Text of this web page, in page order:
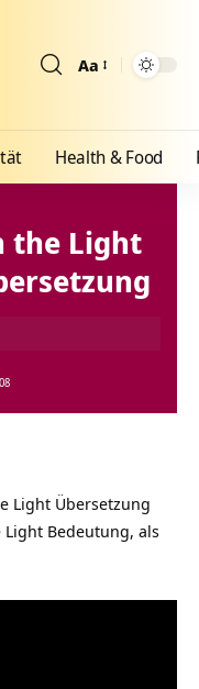
Aa
Health & Food
>Blog >Videos>Video>
the Light
Light Übersetzung
Light Bedeutung, als